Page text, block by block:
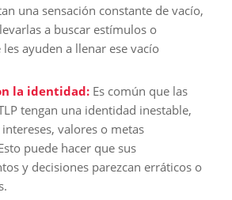
una sensación constante de vacío,
a buscar estímulos o
ayuden a llenar ese vacío
la identidad: Es común que las
tengan una identidad inestable,
valores o metas
puede hacer que sus
y decisiones parezcan erráticos o